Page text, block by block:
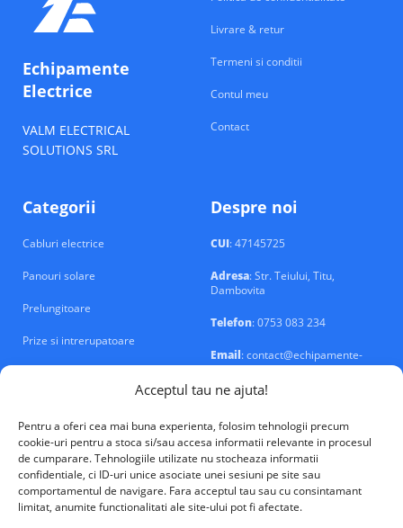
Acceptul tau ne ajuta!
Pentru a oferi cea mai buna experienta, folosim tehnologii precum
cookie-uri pentru a stoca si/sau accesa informatii relevante in procesul
de cumparare. Tehnologiile utilizate nu stocheaza informatii
confidentiale, ci ID-uri unice asociate unei sesiuni pe site sau
comportamentul de navigare. Fara acceptul tau sau cu consintamant
limitat, anumite functionalitati ale site-ului pot fi afectate.
Echipamente
Electrice
VALM ELECTRICAL
SOLUTIONS SRL
Livrare & retur
Termeni si conditii
Contul meu
Contact
Categorii
Cabluri electrice
Panouri solare
Prelungitoare
Prize si intrerupatoare
Despre noi
CUI: 47145725
Adresa: Str. Teiului, Titu,
Dambovita
Telefon: 0753 083 234
Email: contact@echipamente-
electrice.ro
VALM Electrical Solutions © 2026